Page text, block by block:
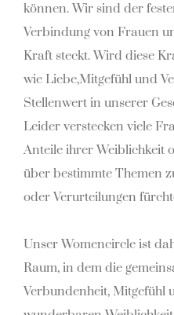
können. Wir sind der
Verbindung von Frauen
Kraft steckt. Wird diese
wie Liebe,Mitgefühl und
Stellenwert in unserer
Leider verstecken viele
Anteile ihrer Weiblichkeit
über bestimmte Themen
oder Verurteilungen
Unser Womencircle ist
Raum, in dem die
Verbundenheit, Mitgefühl